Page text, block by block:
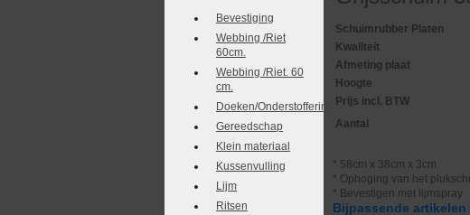
Bevestiging
Webbing /Riet
60cm.
Webbing /Riet. 60
cm.
Doeken/Onderstoffering
Gereedschap
Klein materiaal
Kussenvulling
Lijm
Ritsen
Schuimrubber Platen
Kwaliteit
Afmeting plaat
Hoogte
Prijs incl. BTW
Aantal
* 58cm x 38cm x 3cm
* Ophoging van het
* Bevestigen met lijmspray
Bijpassende artikelen